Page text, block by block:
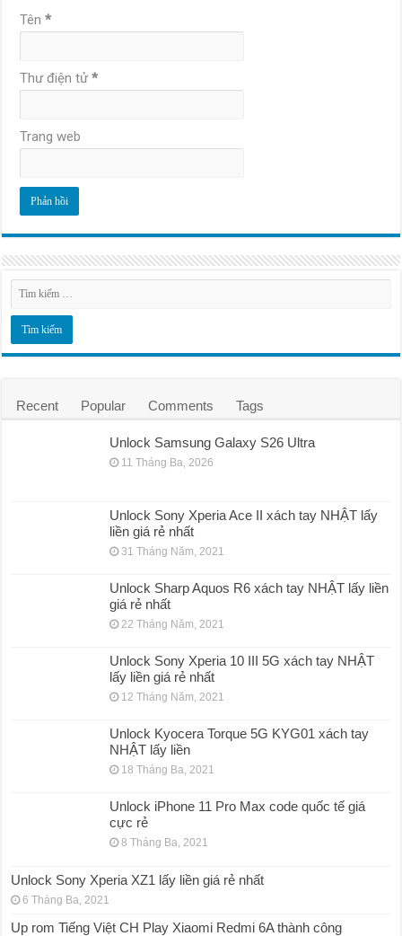
Tên*
Thư điện tử*
Trang web
Recent Popular Comments Tags
Unlock Samsung Galaxy S26 Ultra
11 Tháng Ba, 2026
Unlock Sony Xperia Ace II xách tay NHẬT lấy
liền giá rẻ nhất
31 Tháng Năm, 2021
Unlock Sharp Aquos R6 xách tay NHẬT lấy liền
giá rẻ nhất
22 Tháng Năm, 2021
Unlock Sony Xperia 10 III 5G xách tay NHẬT
lấy liền giá rẻ nhất
12 Tháng Năm, 2021
Unlock Kyocera Torque 5G KYG01 xách tay
NHẬT lấy liền
18 Tháng Ba, 2021
Unlock iPhone 11 Pro Max code quốc tế giá
cực rẻ
8 Tháng Ba, 2021
Unlock Sony Xperia XZ1 lấy liền giá rẻ nhất
6 Tháng Ba, 2021
Up rom Tiếng Việt CH Play Xiaomi Redmi 6A thành công